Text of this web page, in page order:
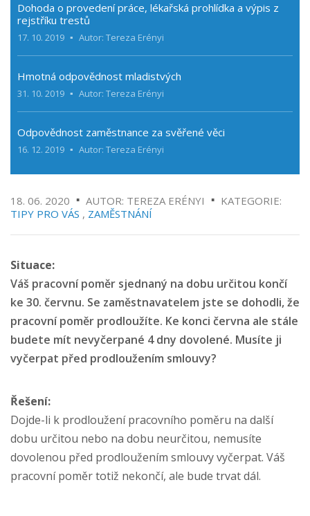
Dohoda o provedení práce, lékařská prohlídka a výpis z
rejstříku trestů
17. 10. 2019 Autor: Tereza Erényi
Hmotná odpovědnost mladistvých
31. 10. 2019 Autor: Tereza Erényi
Odpovědnost zaměstnance za svěřené věci
16. 12. 2019 Autor: Tereza Erényi
18. 06. 2020 AUTOR: TEREZA ERÉNYI
KATEGORIE:
TIPY PRO VÁS , ZAMĚSTNÁNÍ
Situace:
Váš pracovní poměr sjednaný na dobu určitou končí
ke 30. červnu. Se zaměstnavatelem jste se dohodli, že
pracovní poměr prodloužíte. Ke konci června ale stále
budete mít nevyčerpané 4 dny dovolené. Musíte ji
vyčerpat před prodloužením smlouvy?
Řešení:
Dojde-li k prodloužení pracovního poměru na další
dobu určitou nebo na dobu neurčitou, nemusíte
dovolenou před prodloužením smlouvy vyčerpat. Váš
pracovní poměr totiž nekončí, ale bude trvat dál.